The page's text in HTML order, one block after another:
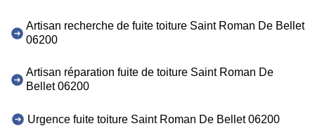
Artisan recherche de fuite toiture Saint Roman De Bellet
06200
Artisan réparation fuite de toiture Saint Roman De
Bellet 06200
Urgence fuite toiture Saint Roman De Bellet 06200